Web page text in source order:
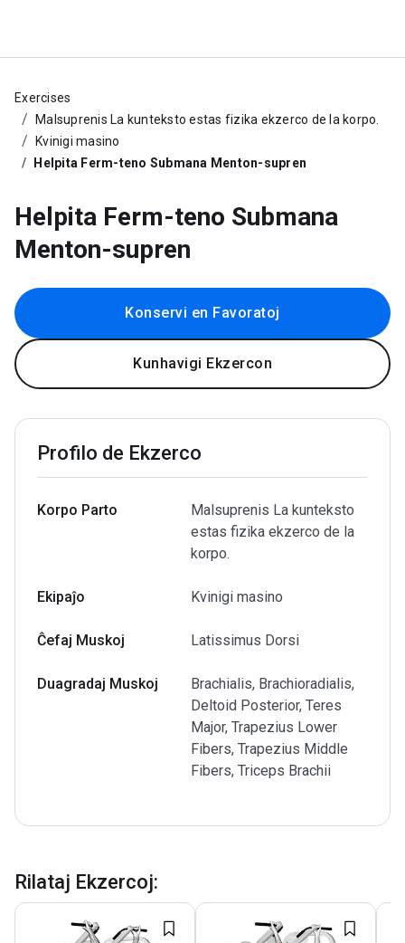
Exercises
Malsuprenis La kunteksto estas fizika ekzerco de la korpo.
Kvinigi masino
Helpita Ferm-teno Submana Menton-supren
Helpita Ferm-teno Submana
Menton-supren
Konservi en Favoratoj
Kunhavigi Ekzercon
Profilo de Ekzerco
Korpo Parto
Malsuprenis La kunteksto
estas fizika ekzerco de la
korpo.
Ekipaĵo Kvinigi masino
Ĉefaj Muskoj Latissimus Dorsi
Duagradaj Muskoj
Brachialis, Brachioradialis,
Deltoid Posterior, Teres
Major, Trapezius Lower
Fibers, Trapezius Middle
Fibers, Triceps Brachii
Rilataj Ekzercoj: